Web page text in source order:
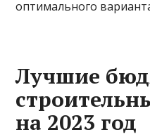
Лучшие
на 2023 год